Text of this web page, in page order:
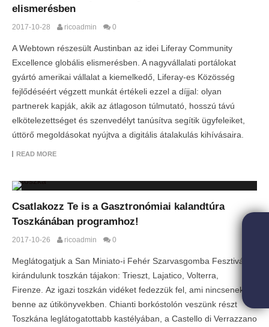
elismerésben
2017-10-28 ricoadmin 0
A Webtown részesült Austinban az idei Liferay Community
Excellence globális elismerésben. A nagyvállalati portálokat
gyártó amerikai vállalat a kiemelkedő, Liferay-es Közösség
fejlődéséért végzett munkát értékeli ezzel a díjjal: olyan
partnerek kapják, akik az átlagoson túlmutató, hosszú távú
elkötelezettséget és szenvedélyt tanúsítva segítik ügyfeleiket,
úttörő megoldásokat nyújtva a digitális átalakulás kihívásaira.
READ MORE
Csatlakozz Te is a Gasztronómiai kalandtúra
Toszkánában programhoz!
2017-10-26 ricoadmin 0
Meglátogatjuk a San Miniato-i Fehér Szarvasgomba Fesztivált,
kirándulunk toszkán tájakon: Trieszt, Lajatico, Volterra,
Firenze. Az igazi toszkán vidéket fedezzük fel, ami nincsenek
benne az útikönyvekben. Chianti borkóstolón veszünk részt
Toszkána leglátogatottabb kastélyában, a Castello di Verrazzano